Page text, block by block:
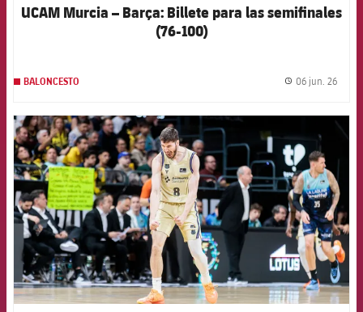
UCAM Murcia – Barça: Billete para las semifinales
(76-100)
BALONCESTO 06 jun. 26
FCB Barcelona badge